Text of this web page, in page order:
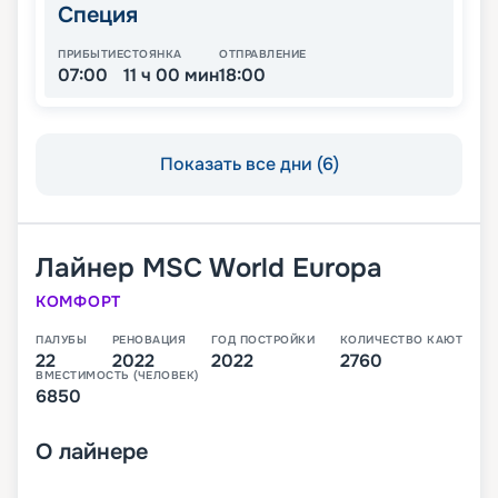
Специя
ПРИБЫТИЕ
07:00
СТОЯНКА
11 ч 00 мин
ОТПРАВЛЕНИЕ
18:00
Показать все дни (6)
Лайнер MSC World Europa
КОМФОРТ
ПАЛУБЫ
22
РЕНОВАЦИЯ
2022
ГОД ПОСТРОЙКИ
2022
КОЛИЧЕСТВО КАЮТ
2760
ВМЕСТИМОСТЬ (ЧЕЛОВЕК)
6850
О лайнере